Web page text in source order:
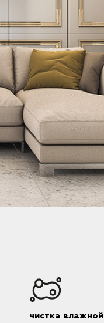
чистка влажной